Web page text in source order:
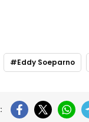
Eddy Soeparno